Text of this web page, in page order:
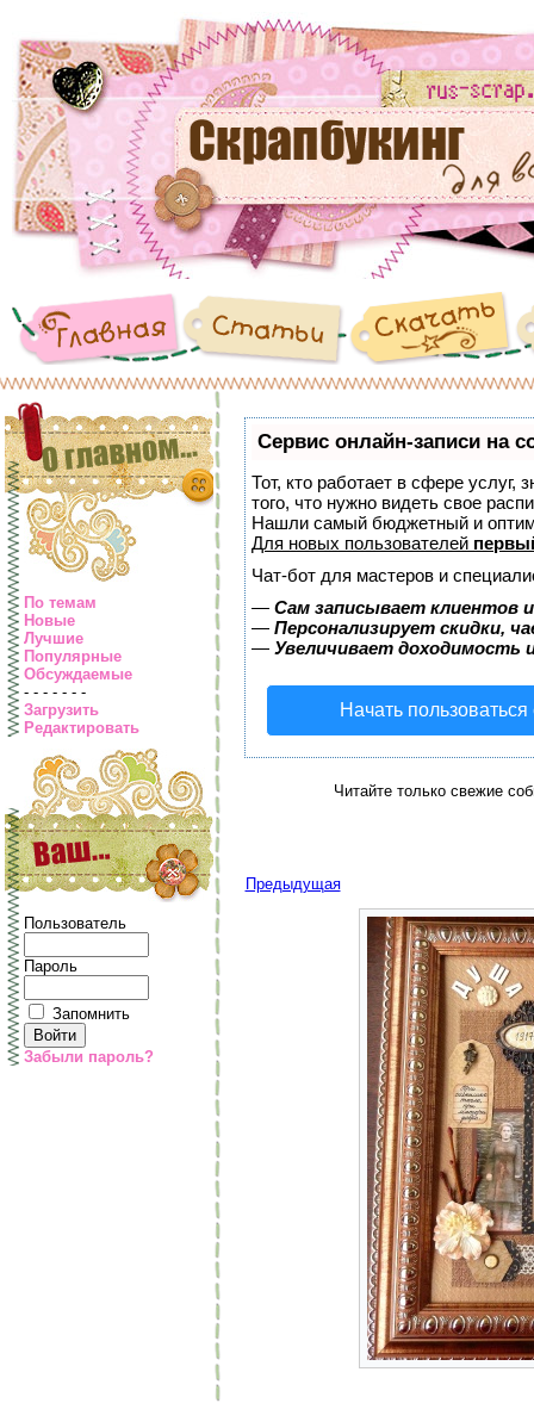
По темам
Новые
Лучшие
Популярные
Обсуждаемые
- - - - - - -
Загрузить
Редактировать
Пользователь
Пароль
Запомнить
Забыли пароль?
Сервис онлайн-записи на
Тот, кто работает в сфере
того, что нужно видеть свое
Нашли самый бюджетный и
Для новых пользователей
Чат-бот для мастеров и
— Сам записывает клиентов
— Персонализирует скидки,
— Увеличивает доходимость
Начать
Читайте только свежие
Предыдущая